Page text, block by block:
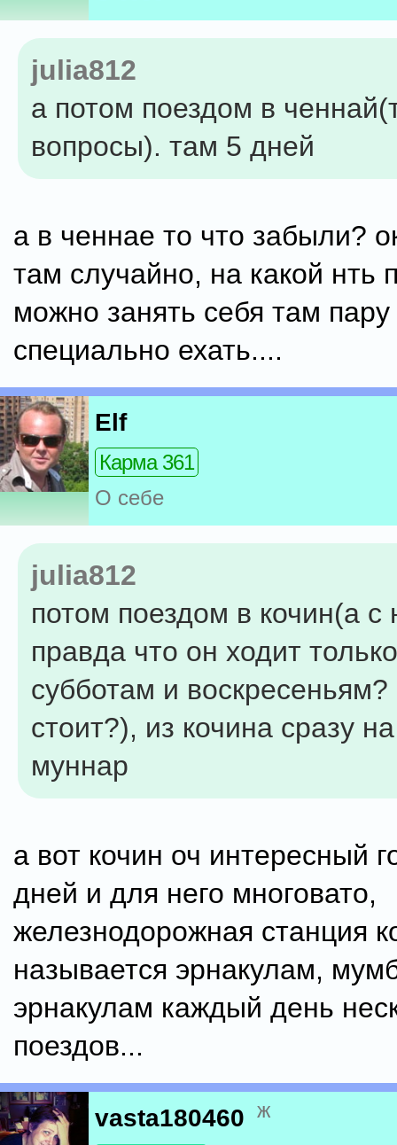
julia812
а потом поездом в
вопросы). там 5 дней
а в ченнае то что забыли?
там случайно, на какой нть
можно занять себя там
специально ехать....
Elf
Карма 361
О себе
julia812
потом поездом в кочин(а с
правда что он ходит
субботам и воскресеньям?
стоит?), из кочина сразу
муннар
а вот кочин оч интересный
дней и для него многовато,
железнодорожная станция
называется эрнакулам,
эрнакулам каждый день
поездов...
vasta180460 ж